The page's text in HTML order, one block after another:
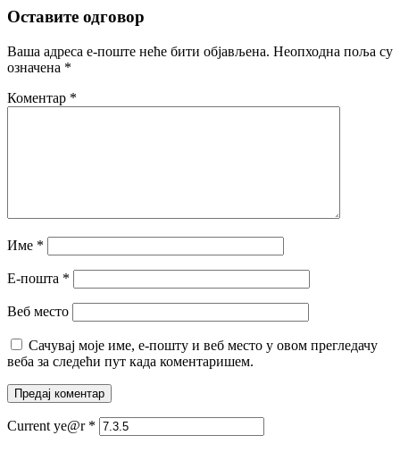
Оставите одговор
Ваша адреса е-поште неће бити објављена. Неопходна поља су
означена *
Коментар *
Име *
Е-пошта *
Веб место
Сачувај моје име, е-пошту и веб место у овом прегледачу
веба за следећи пут када коментаришем.
Current ye@r *